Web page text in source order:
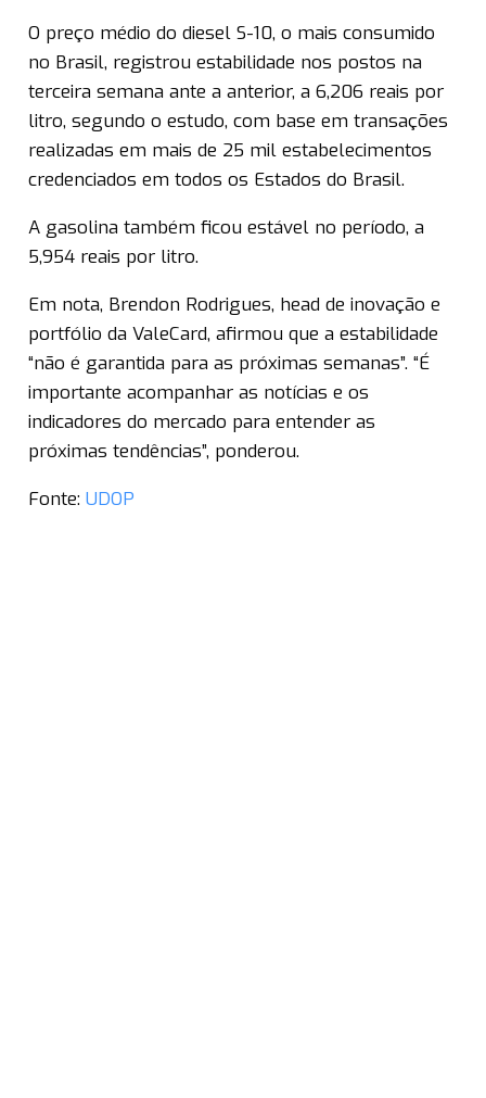
O preço médio do diesel S-10, o mais consumido
no Brasil, registrou estabilidade nos postos na
terceira semana ante a anterior, a 6,206 reais por
litro, segundo o estudo, com base em transações
realizadas em mais de 25 mil estabelecimentos
credenciados em todos os Estados do Brasil.
A gasolina também ficou estável no período, a
5,954 reais por litro.
Em nota, Brendon Rodrigues, head de inovação e
portfólio da ValeCard, afirmou que a estabilidade
“não é garantida para as próximas semanas”. “É
importante acompanhar as notícias e os
indicadores do mercado para entender as
próximas tendências”, ponderou.
Fonte: UDOP